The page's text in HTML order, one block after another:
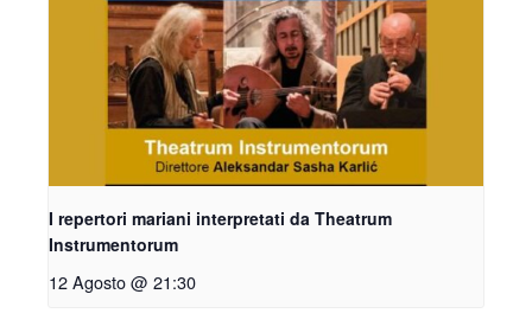
I repertori mariani interpretati da Theatrum
Instrumentorum
12 Agosto @ 21:30